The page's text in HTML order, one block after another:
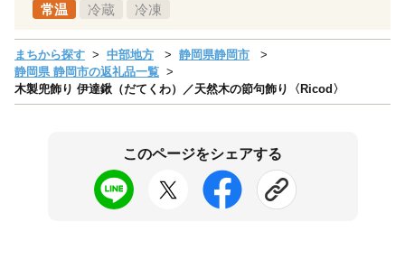
常温 冷蔵 冷凍
まちから探す 中部地方
静岡県静岡市
静岡県 静岡市の返礼品一覧
木製兜飾り 伊達鍬（だてくわ）／天然木の節句飾り〈Ricod〉
このページをシェアする